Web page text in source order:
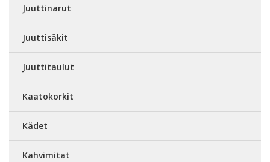
Juuttinarut
Juuttisäkit
Juuttitaulut
Kaatokorkit
Kädet
Kahvimitat